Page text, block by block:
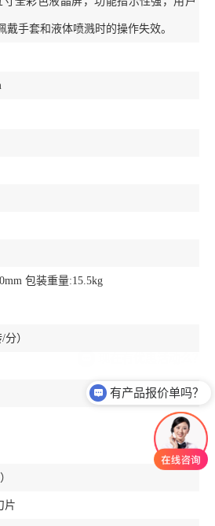
手套和液体喷溅时的操作失效。
包装重量:15.5kg
）
片
有产品报价单吗？